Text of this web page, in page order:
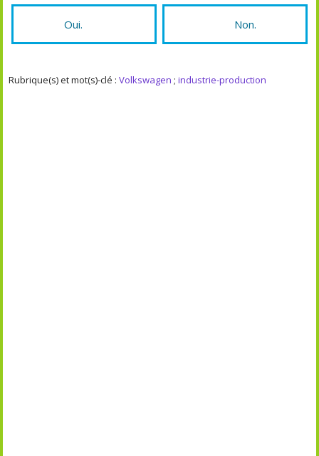
Oui. Non.
Rubrique(s) et mot(s)-clé :Volkswagen ;industrie-production